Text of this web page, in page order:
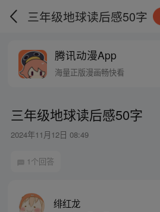
三年级地球读后感50字
腾讯动漫App
海量正版漫画畅快看
三年级地球读后感50字
2024年11月12日 08:49
1个回答
绯红龙